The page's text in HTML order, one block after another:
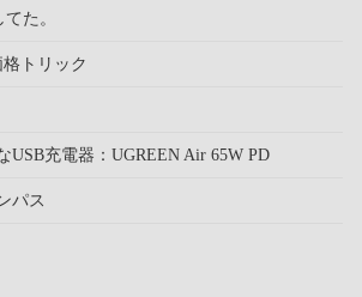
た。
トリック
USB充電器：UGREEN Air 65W PD
パス